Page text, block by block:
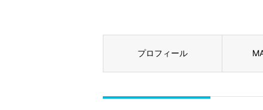
プロフィール